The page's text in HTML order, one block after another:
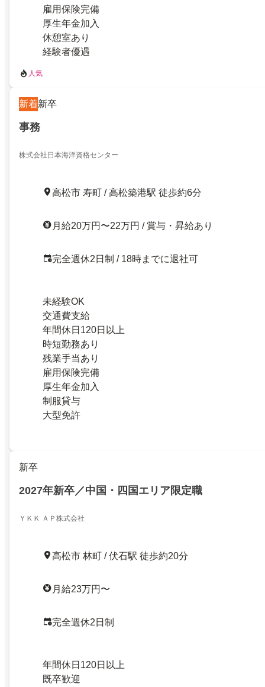
雇用保険完備
厚生年金加入
休憩室あり
経験者優遇
人気
新着新卒
事務
株式会社日本海洋資格センター
高松市 寿町 / 高松築港駅 徒歩約6分
月給20万円〜22万円 / 賞与・昇給あり
完全週休2日制 / 18時までに退社可
未経験OK
交通費支給
年間休日120日以上
時短勤務あり
残業手当あり
雇用保険完備
厚生年金加入
制服貸与
大型免許
新卒
2027年新卒／中国・四国エリア限定職
ＹＫＫ ＡＰ株式会社
高松市 林町 / 伏石駅 徒歩約20分
月給23万円〜
完全週休2日制
年間休日120日以上
既卒歓迎